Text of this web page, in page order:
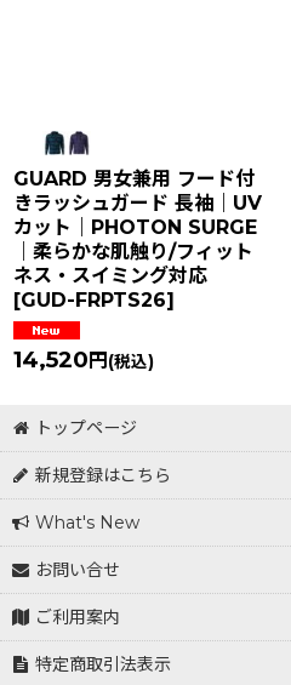
GUARD 男女兼用 フード付
きラッシュガード 長袖｜UV
カット｜PHOTON SURGE
｜柔らかな肌触り/フィット
ネス・スイミング対応
[GUD-FRPTS26]
14,520 円 (税込)
トップページ
新規登録はこちら
What's New
お問い合せ
ご利用案内
特定商取引法表示